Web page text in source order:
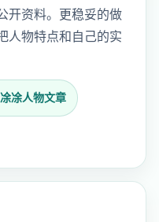
开资料。更稳妥的做
人物特点和自己的实
凃人物文章